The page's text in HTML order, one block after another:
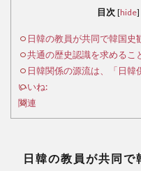
が共
同で
韓国
の本
を出
共
目次 [hide]
日韓の教員が共同で韓国史
共通の歴史認識を求めるこ
日韓関係の源流は、「日韓
いいね:
関連
日韓の教員が共同で